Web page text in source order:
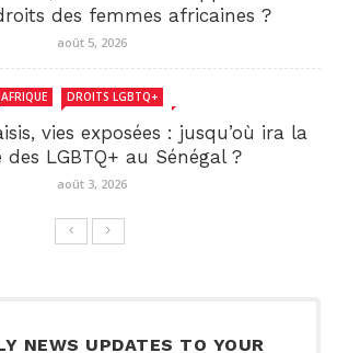
des femmes africaines ?
août 5, 2026
AFRIQUE DROITS LGBTQ+
vies exposées : jusqu’où ira la
LGBTQ+ au Sénégal ?
août 3, 2026
NEWS UPDATES TO YOUR